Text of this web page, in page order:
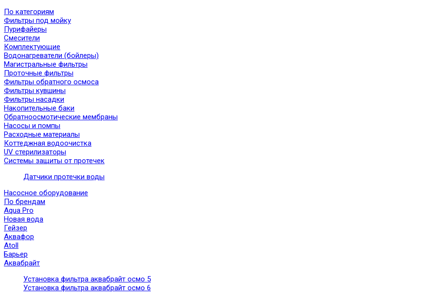
По категориям
Фильтры под мойку
Пурифайеры
Смесители
Комплектующие
Водонагреватели (бойлеры)
Магистральные фильтры
Проточные фильтры
Фильтры обратного осмоса
Фильтры кувшины
Фильтры насадки
Накопительные баки
Обратноосмотические мембраны
Насосы и помпы
Расходные материалы
Коттеджная водоочистка
UV стерилизаторы
Системы защиты от протечек
Датчики протечки воды
Насосное оборудование
По брендам
Aqua Pro
Новая вода
Гейзер
Аквафор
Atoll
Барьер
Аквабрайт
Установка фильтра аквабрайт осмо 5
Установка фильтра аквабрайт осмо 6